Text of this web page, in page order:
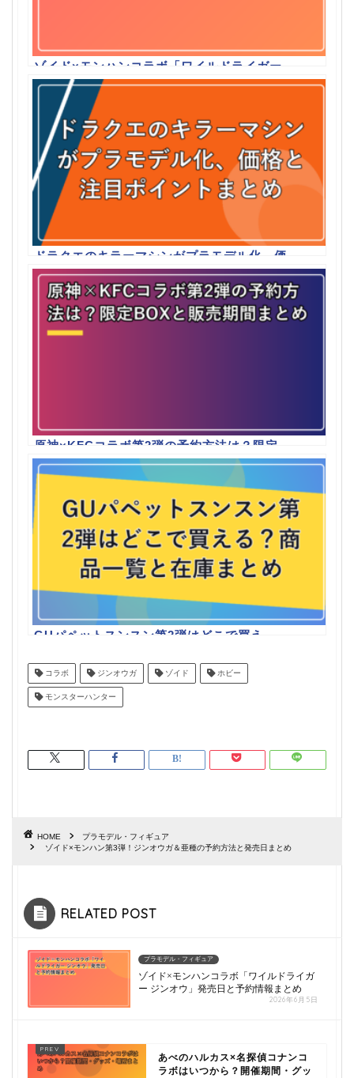
ゾイド×モンハンコラボ「ワイルドライガー
ジンオウ」発売日と予約情報まとめ
ドラクエのキラーマシンがプラモデル化、価
格と注目ポイントまとめ
原神×KFCコラボ第2弾の予約方法は？限定
BOXと販売期間まとめ
GUパペットスンスン第2弾はどこで買え
コラボ ジンオウガ ゾイド ホビー
モンスターハンター
HOME
プラモデル・フィギュア
ゾイド×モンハン第3弾！ジンオウガ＆亜種の予約方法と発売日まとめ
RELATED POST
プラモデル・フィギュア
ゾイド×モンハンコラボ「ワイルドライガ
ー ジンオウ」発売日と予約情報まとめ
2026年6月5日
あべのハルカス×名探偵コナンコ
ラボはいつから？開催期間・グッ